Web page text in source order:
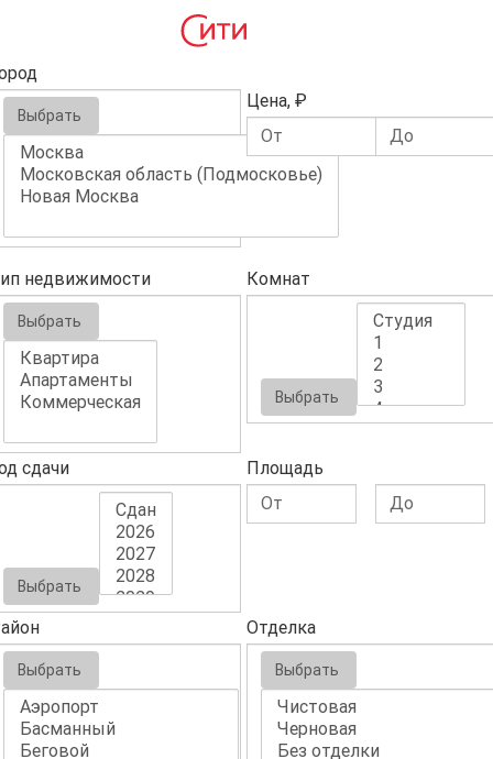
Выбрать
Цена, ₽
недвижимости
Выбрать
Комнат
Выбрать
сдачи
Выбрать
Площадь
Выбрать
Отделка
Выбрать